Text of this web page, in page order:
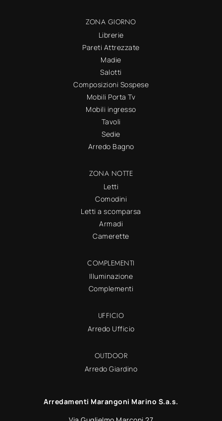
ZONA GIORNO
Librerie
Pareti Attrezzate
Madie
Salotti
Composizioni Sospese
Mobili Porta Tv
Mobili ingresso
Tavoli
Sedie
Arredo Bagno
ZONA NOTTE
Letti
Comodini
Letti a scomparsa
Armadi
Camerette
COMPLEMENTI
Illuminazione
Complementi
UFFICIO
Arredo Ufficio
OUTDOOR
Arredo Giardino
Arredamenti Marangoni Marino S.a.s.